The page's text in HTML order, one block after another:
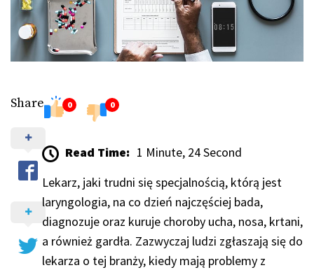
Share 0 0
Read Time: 1 Minute, 24 Second
Lekarz, jaki trudni się specjalnością, którą jest
laryngologia, na co dzień najczęściej bada,
diagnozuje oraz kuruje choroby ucha, nosa, krtani,
a również gardła. Zazwyczaj ludzi zgłaszają się do
lekarza o tej branży, kiedy mają problemy z